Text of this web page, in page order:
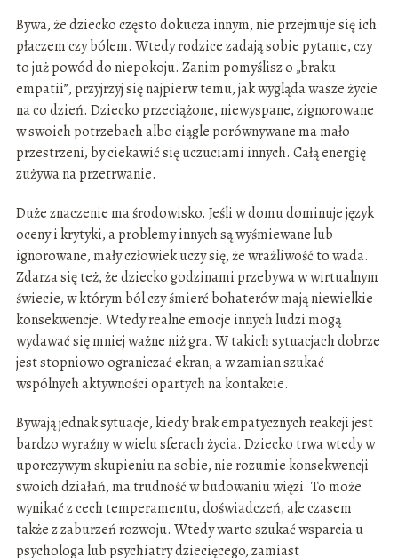
Bywa, że dziecko często dokucza innym, nie przejmuje się ich
płaczem czy bólem. Wtedy rodzice zadają sobie pytanie, czy
to już powód do niepokoju. Zanim pomyślisz o „braku
empatii”, przyjrzyj się najpierw temu, jak wygląda wasze życie
na co dzień. Dziecko przeciążone, niewyspane, zignorowane
w swoich potrzebach albo ciągle porównywane ma mało
przestrzeni, by ciekawić się uczuciami innych. Całą energię
zużywa na przetrwanie.
Duże znaczenie ma środowisko. Jeśli w domu dominuje język
oceny i krytyki, a problemy innych są wyśmiewane lub
ignorowane, mały człowiek uczy się, że wrażliwość to wada.
Zdarza się też, że dziecko godzinami przebywa w wirtualnym
świecie, w którym ból czy śmierć bohaterów mają niewielkie
konsekwencje. Wtedy realne emocje innych ludzi mogą
wydawać się mniej ważne niż gra. W takich sytuacjach dobrze
jest stopniowo ograniczać ekran, a w zamian szukać
wspólnych aktywności opartych na kontakcie.
Bywają jednak sytuacje, kiedy brak empatycznych reakcji jest
bardzo wyraźny w wielu sferach życia. Dziecko trwa wtedy w
uporczywym skupieniu na sobie, nie rozumie konsekwencji
swoich działań, ma trudność w budowaniu więzi. To może
wynikać z cech temperamentu, doświadczeń, ale czasem
także z zaburzeń rozwoju. Wtedy warto szukać wsparcia u
psychologa lub psychiatry dziecięcego, zamiast